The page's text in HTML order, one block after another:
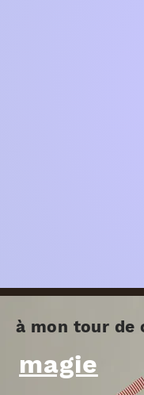
à mon tour de
magie